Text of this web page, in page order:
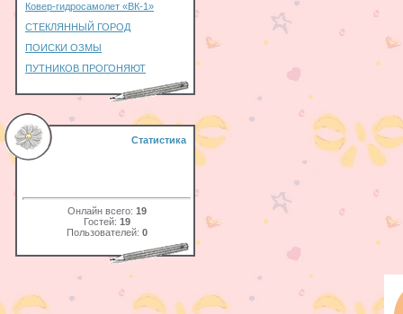
Ковер-гидросамолет «ВК-1»
СТЕКЛЯННЫЙ ГОРОД
ПОИСКИ ОЗМЫ
ПУТНИКОВ ПРОГОНЯЮТ
Статистика
Онлайн всего: 19
Гостей: 19
Пользователей: 0